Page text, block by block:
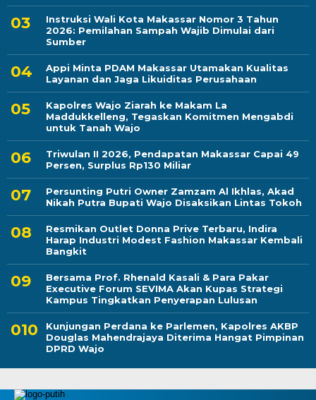
Instruksi Wali Kota Makassar Nomor 3 Tahun
2026: Pemilahan Sampah Wajib Dimulai dari
Sumber
Appi Minta PDAM Makassar Utamakan Kualitas
Layanan dan Jaga Likuiditas Perusahaan
Kapolres Wajo Ziarah ke Makam La
Maddukkelleng, Tegaskan Komitmen Mengabdi
untuk Tanah Wajo
Triwulan II 2026, Pendapatan Makassar Capai 49
Persen, Surplus Rp130 Miliar
Persunting Putri Owner Zamzam Al Ikhlas, Akad
Nikah Putra Bupati Wajo Disaksikan Lintas Tokoh
Resmikan Outlet Donna Prive Terbaru, Indira
Harap Industri Modest Fashion Makassar Kembali
Bangkit
Bersama Prof. Rhenald Kasali & Para Pakar
Executive Forum SEVIMA Akan Kupas Strategi
Kampus Tingkatkan Penyerapan Lulusan
Kunjungan Perdana ke Parlemen, Kapolres AKBP
Douglas Mahendrajaya Diterima Hangat Pimpinan
DPRD Wajo